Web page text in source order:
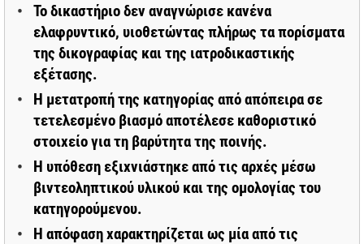
Το δικαστήριο δεν αναγνώρισε κανένα
ελαφρυντικό, υιοθετώντας πλήρως τα πορίσματα
της δικογραφίας και της ιατροδικαστικής
εξέτασης.
Η μετατροπή της κατηγορίας από απόπειρα σε
τετελεσμένο βιασμό αποτέλεσε καθοριστικό
στοιχείο για τη βαρύτητα της ποινής.
Η υπόθεση εξιχνιάστηκε από τις αρχές μέσω
βιντεοληπτικού υλικού και της ομολογίας του
κατηγορούμενου.
Η απόφαση χαρακτηρίζεται ως μία από τις